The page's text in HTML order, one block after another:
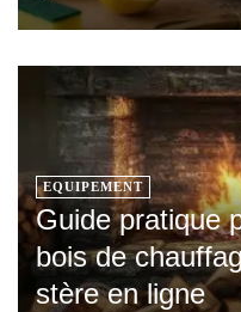
EQUIPEMENT
Guide pratique
bois de
stère en ligne